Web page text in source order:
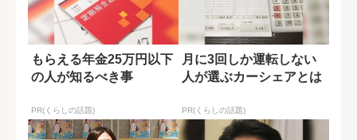
もらえる年金25万円以下
の人が知るべき事
PR(くらしの話題)
月に3回しか運転しない
人が選ぶカーシェアとは
PR(くらしの話題)